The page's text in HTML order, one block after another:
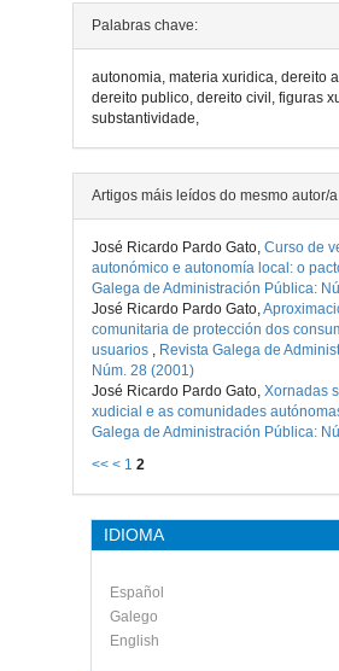
Detalles
do
artigo
Palabras chave:
autonomia, materia xuridica, dereito
dereito publico, dereito civil, figuras
substantividade,
Artigos máis leídos do mesmo autor/a
José Ricardo Pardo Gato, Curso de
autonómico e autonomía local: o
Galega de Administración Pública:
José Ricardo Pardo Gato,
comunitaria de protección dos
usuarios , Revista Galega de
Núm. 28 (2001)
José Ricardo Pardo Gato, Xornadas
xudicial e as comunidades
Galega de Administración Pública:
<< < 1 2
IDIOMA
Español
Galego
English